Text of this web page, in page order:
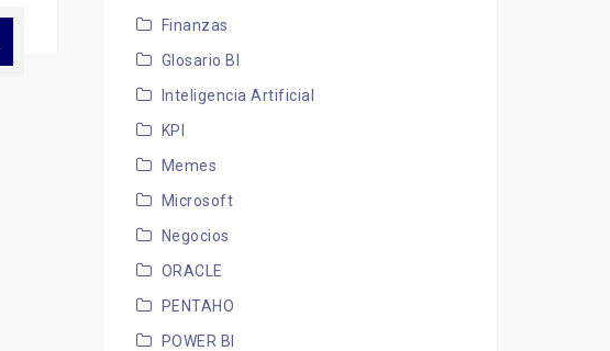
Finanzas
Glosario BI
Inteligencia Artificial
KPI
Memes
Microsoft
Negocios
ORACLE
PENTAHO
POWER BI